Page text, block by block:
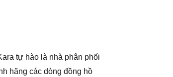
tự hào là nhà phân phối
hãng các dòng đồng hồ